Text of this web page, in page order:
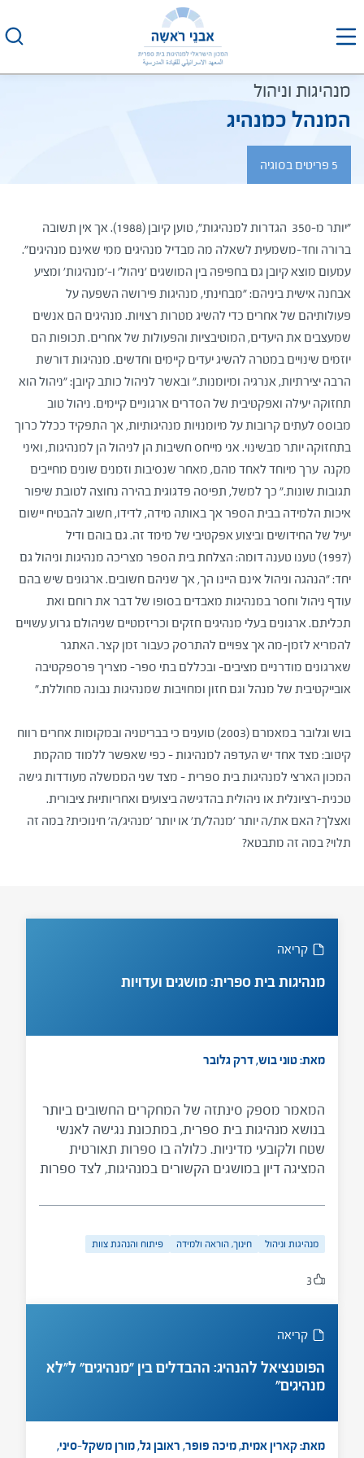
מנהיגות וניהול
המנהל כמנהיג
5 פריטים בסוגיה
​​"יותר מ-350 הגדרות למנהיגות", טוען קיובן (1988). אך אין תשובה
ברורה וחד-משמעית לשאלה מה מבדיל מנהיגים ממי שאינם מנהיגים".
עמעום מוצא קיובן גם בחפיפה בין המושגים 'ניהול' ו-'מנהיגות' ומציע
אבחנה אישית ביניהם: "מבחינתי, מנהיגות פירושה השפעה על
פעולותיהם של אחרים כדי להשיג מטרות רצויות. מנהיגים הם אנשים
שמעצבים את היעדים, המוטיבציות והפעולות של אחרים. תכופות הם
יוזמים שינויים במטרה להשיג יעדים קיימים וחדשים. מנהיגות דורשת
הרבה יצירתיות, אנרגיה ומיומנות." ובאשר לניהול כותב קיובן: "ניהול הוא
תחזוקה יעילה ואפקטיבית של הסדרים ארגוניים קיימים. ניהול טוב
מבוסס לעתים קרובות על מיומנויות מנהיגותיות, אך התפקיד ככלל כרוך
בתחזוקה יותר מבשינוי. אני מייחס חשיבות הן לניהול הן למנהיגות, ואיני
מקנה ערך מיוחד לאחד מהם, מאחר שנסיבות וזמנים שונים מחייבים
תגובות שונות." כך למשל, תפיסה פדגוגית בהירה נחוצה לטובת שיפור
איכות הלמידה בבית הספר אך באותה מידה, לדידו, חשוב להבטיח יישום
יעיל של החידושים וביצוע אפקטיבי של מימד זה. גם בוהם ודיל
(1997) טענו טענה דומה: הצלחת בית הספר מצריכה מנהיגות וניהול גם
יחד: "הנהגה וניהול אינם היינו הך, אך שניהם חשובים. ארגונים שיש בהם
עודף ניהול וחסר במנהיגות מאבדים בסופו של דבר את רוחם ואת
תכליתם. ארגונים בעלי מנהיגים חזקים וכריזמטיים שניהולם גרוע עשויים
להמריא לזמן-מה אך צפויים להתרסק כעבור זמן קצר. האתגר
שארגונים מודרניים מציבים- ובכללם בתי ספר- מצריך פרספקטיבה
אובייקטיבית של מנהל וגם חזון ומחויבות שמנהיגות נבונה מחוללת."
בוש וגלובר במאמרם (2003) טוענים כי בבריטניה ובמקומות אחרים רווח
קיטוב: מצד אחד יש העדפה למנהיגות – כפי שאפשר ללמוד מהקמת
המכון הארצי למנהיגות בית ספרית – מצד שני הממשלה מעודדות גישה
טכנית-רציונלית או ניהולית בהדגישה ביצועים ואחריותיוּת ציבורית.
ואצלך? האם את/ה יותר 'מנהל/ת' או יותר 'מנהיג/ה' חינוכית? במה זה
תלוי? במה זה מתבטא?
קריאה
מנהיגות בית ספרית: מושגים ועדויות
מאת: טוני בוש, דרק גלובר
המאמר מספק סינתזה של המחקרים החשובים ביותר
בנושא מנהיגות בית ספרית, במתכונת נגישה לאנשי
שטח ולקובעי מדיניות. כלולה בו ספרות תאורטית
המציגה דיון במושגים הקשורים במנהיגות, לצד ספרות
תומכות במושגים אלו של מנהיגות בית ספרית.
המחקר העיוני על פיתוח מנהיגות.
מנהיגות וניהול חינוך, הוראה ולמידה פיתוח והנהגת צוות
3
קריאה
הפוטנציאל להנהיג: ההבדלים בין "מנהיגים" ל"לא
מנהיגים"
מאת: קארין אמית, מיכה פופר, ראובן גל, מורן משקל–סיני,